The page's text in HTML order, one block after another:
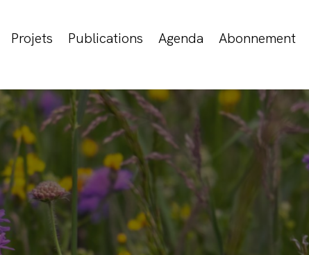
Projets Publications Agenda Abonnement